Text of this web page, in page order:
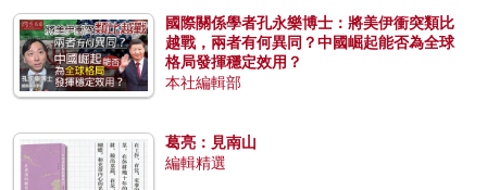
國際關係學者孔永樂博士：將美伊衝突類比
越戰，兩者有何異同？中國崛起能否為全球
格局發揮穩定效用？
本社編輯部
葛亮：見南山
編輯精選